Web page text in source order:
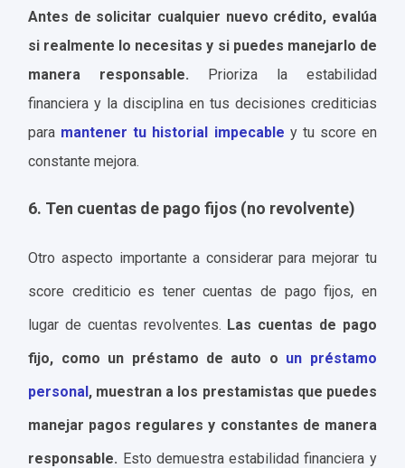
Antes de solicitar cualquier nuevo crédito, evalúa
si realmente lo necesitas y si puedes manejarlo de
manera responsable. Prioriza la estabilidad
financiera y la disciplina en tus decisiones crediticias
para mantener tu historial impecable y tu score en
constante mejora.
6. Ten cuentas de pago fijos (no revolvente)
Otro aspecto importante a considerar para mejorar tu
score crediticio es tener cuentas de pago fijos, en
lugar de cuentas revolventes. Las cuentas de pago
fijo, como un préstamo de auto o un préstamo
personal, muestran a los prestamistas que puedes
manejar pagos regulares y constantes de manera
responsable. Esto demuestra estabilidad financiera y